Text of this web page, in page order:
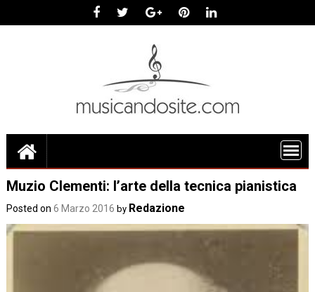
Muzio Clementi: l’arte della tecnica pianistica
Posted on6 Marzo 2016 by Redazione